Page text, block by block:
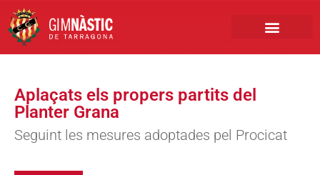
Aplaçats els propers partits del
Planter Grana
Seguint les mesures adoptades pel Procicat